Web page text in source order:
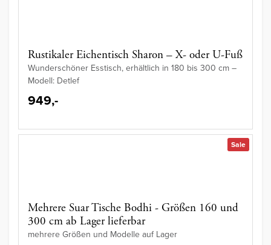
Rustikaler Eichentisch Sharon – X- oder U-Fuß
Wunderschöner Esstisch, erhältlich in 180 bis 300 cm –
Modell: Detlef
949,-
Sale
Mehrere Suar Tische Bodhi - Größen 160 und
300 cm ab Lager lieferbar
mehrere Größen und Modelle auf Lager